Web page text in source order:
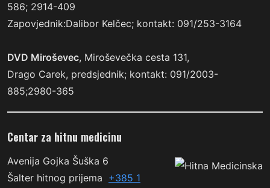
586; 2914-409
Zapovjednik:Dalibor Kelčec; kontakt: 091/253-3164
DVD Miroševec, Miroševečka cesta 131,
Drago Carek, predsjednik; kontakt: 091/2003-
885;2980-365
Centar za hitnu medicinu
Avenija Gojka Šuška 6
Šalter hitnog prijema +385 1